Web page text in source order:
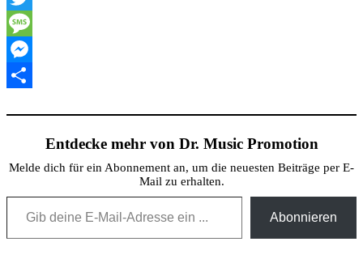
Twitter
Message
Messenger
Entdecke mehr von Dr. Music Promotion
Melde dich für ein Abonnement an, um die neuesten Beiträge per E-
Mail zu erhalten.
Gib deine E-Mail-Adresse ein ...
Abonnieren